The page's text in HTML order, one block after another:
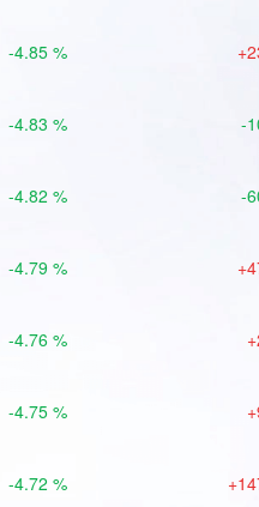
-4.85 %
-4.83 % -
-4.82 % -
-4.79 %
-4.76 %
-4.75 %
-4.72 %